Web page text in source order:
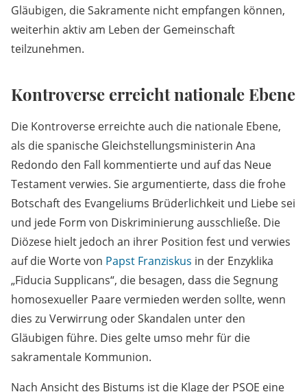
Gläubigen, die Sakramente nicht empfangen können,
weiterhin aktiv am Leben der Gemeinschaft
teilzunehmen.
Kontroverse erreicht nationale Ebene
Die Kontroverse erreichte auch die nationale Ebene,
als die spanische Gleichstellungsministerin Ana
Redondo den Fall kommentierte und auf das Neue
Testament verwies. Sie argumentierte, dass die frohe
Botschaft des Evangeliums Brüderlichkeit und Liebe sei
und jede Form von Diskriminierung ausschließe. Die
Diözese hielt jedoch an ihrer Position fest und verwies
auf die Worte von Papst Franziskus in der Enzyklika
„Fiducia Supplicans“, die besagen, dass die Segnung
homosexueller Paare vermieden werden sollte, wenn
dies zu Verwirrung oder Skandalen unter den
Gläubigen führe. Dies gelte umso mehr für die
sakramentale Kommunion.
Nach Ansicht des Bistums ist die Klage der PSOE eine